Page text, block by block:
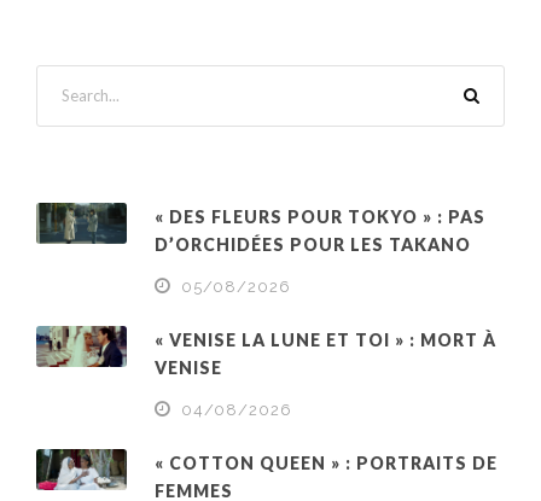
« DES FLEURS POUR TOKYO » : PAS
D’ORCHIDÉES POUR LES TAKANO
05/08/2026
« VENISE LA LUNE ET TOI » : MORT À
VENISE
04/08/2026
« COTTON QUEEN » : PORTRAITS DE
FEMMES